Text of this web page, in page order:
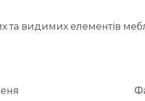
видимих елементів